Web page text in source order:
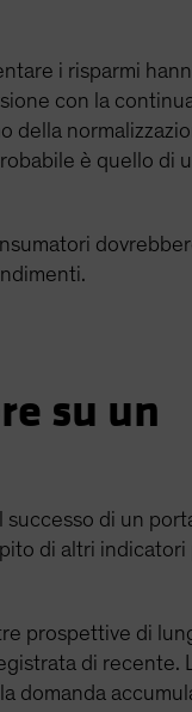
i risparmi
con la
della
è quello di
su un
successo di un
di altri
prospettive di
di recente.
domanda